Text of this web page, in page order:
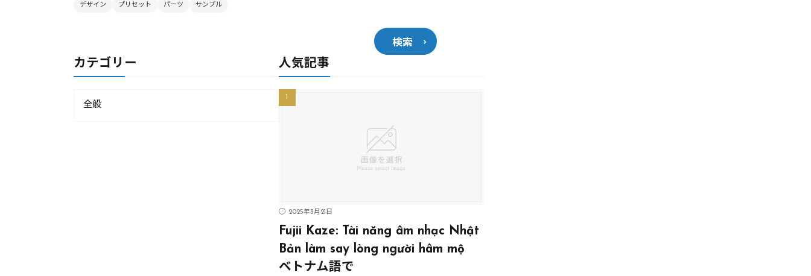
デザイン プリセット パーツ サンプル
検索
カテゴリー
全般
人気記事
2025年3月21日
Fujii Kaze: Tài năng âm nhạc Nhật
Bản làm say lòng người hâm mộ
ベトナム語で